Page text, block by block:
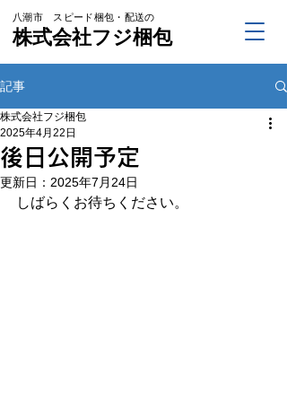
株式会社フジ梱包
八潮市 スピード梱包・配送の
記事
後日公開予定
株式会社フジ梱包
2025年4月22日
更新日： 2025年7月24日
しばらくお待ちください。